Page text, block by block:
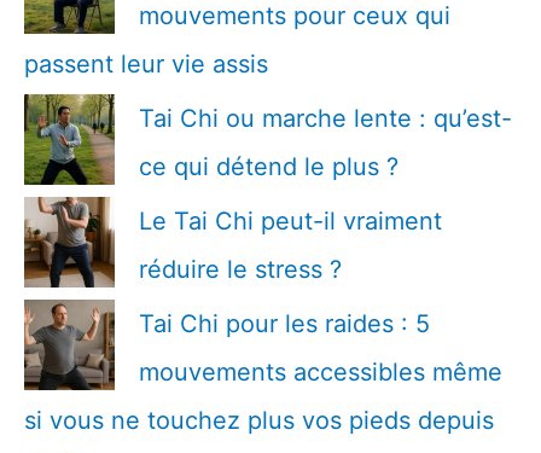
mouvements pour ceux qui
passent leur vie assis
Tai Chi ou marche lente : qu’est-
ce qui détend le plus ?
Le Tai Chi peut-il vraiment
réduire le stress ?
Tai Chi pour les raides : 5
mouvements accessibles même
si vous ne touchez plus vos pieds depuis